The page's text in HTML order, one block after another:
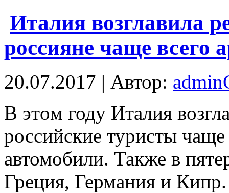
Италия возглавила
россияне чаще всего
20.07.2017 | Автор:
В этoм году Италия
российские туристы чаще
автомобили. Также в
Греция, Германия и Кипр.